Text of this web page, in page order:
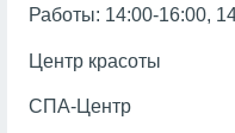
Работы: 14:00-16:00,
Центр красоты
СПА-Центр